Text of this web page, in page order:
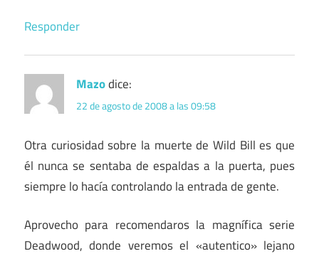
Responder
Mazodice:
22 de agosto de 2008 a las 09:58
Otra curiosidad sobre la muerte de Wild Bill es que
él nunca se sentaba de espaldas a la puerta, pues
siempre lo hacía controlando la entrada de gente.
Aprovecho para recomendaros la magnífica serie
Deadwood, donde veremos el «autentico» lejano